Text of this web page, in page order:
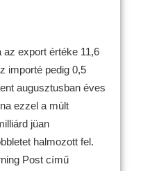
export értéke 11,6
importé pedig 0,5
augusztusban éves
ezzel a múlt
jüan
halmozott fel.
Post című